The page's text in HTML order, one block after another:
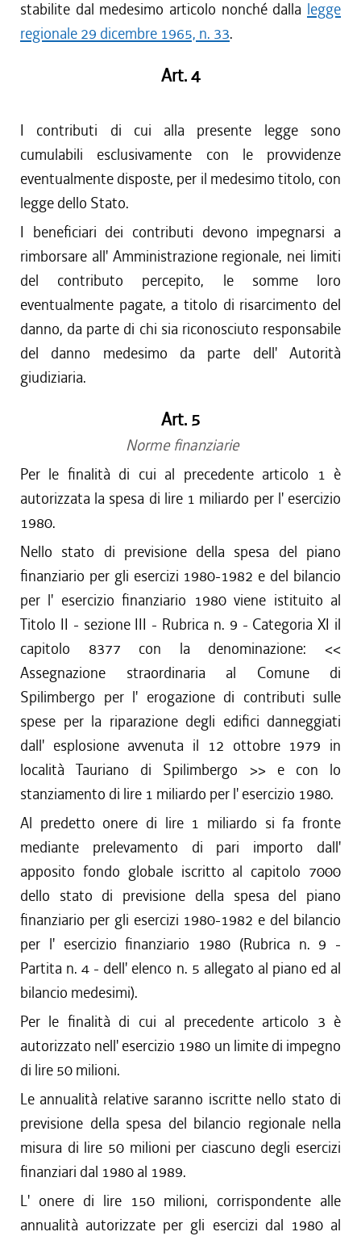
stabilite dal medesimo articolo nonché dalla legge
regionale 29 dicembre 1965, n. 33.
Art. 4
I contributi di cui alla presente legge sono
cumulabili esclusivamente con le provvidenze
eventualmente disposte, per il medesimo titolo, con
legge dello Stato.
I beneficiari dei contributi devono impegnarsi a
rimborsare all' Amministrazione regionale, nei limiti
del contributo percepito, le somme loro
eventualmente pagate, a titolo di risarcimento del
danno, da parte di chi sia riconosciuto responsabile
del danno medesimo da parte dell' Autorità
giudiziaria.
Art. 5
Norme finanziarie
Per le finalità di cui al precedente articolo 1 è
autorizzata la spesa di lire 1 miliardo per l' esercizio
1980.
Nello stato di previsione della spesa del piano
finanziario per gli esercizi 1980-1982 e del bilancio
per l' esercizio finanziario 1980 viene istituito al
Titolo II - sezione III - Rubrica n. 9 - Categoria XI il
capitolo 8377 con la denominazione: <<
Assegnazione straordinaria al Comune di
Spilimbergo per l' erogazione di contributi sulle
spese per la riparazione degli edifici danneggiati
dall' esplosione avvenuta il 12 ottobre 1979 in
località Tauriano di Spilimbergo >> e con lo
stanziamento di lire 1 miliardo per l' esercizio 1980.
Al predetto onere di lire 1 miliardo si fa fronte
mediante prelevamento di pari importo dall'
apposito fondo globale iscritto al capitolo 7000
dello stato di previsione della spesa del piano
finanziario per gli esercizi 1980-1982 e del bilancio
per l' esercizio finanziario 1980 (Rubrica n. 9 -
Partita n. 4 - dell' elenco n. 5 allegato al piano ed al
bilancio medesimi).
Per le finalità di cui al precedente articolo 3 è
autorizzato nell' esercizio 1980 un limite di impegno
di lire 50 milioni.
Le annualità relative saranno iscritte nello stato di
previsione della spesa del bilancio regionale nella
misura di lire 50 milioni per ciascuno degli esercizi
finanziari dal 1980 al 1989.
L' onere di lire 150 milioni, corrispondente alle
annualità autorizzate per gli esercizi dal 1980 al